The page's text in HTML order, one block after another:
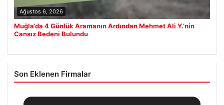
Ağustos 6, 2026
Muğla’da 4 Günlük Aramanın Ardından Mehmet Ali Y.’nin
Cansız Bedeni Bulundu
Son Eklenen Firmalar